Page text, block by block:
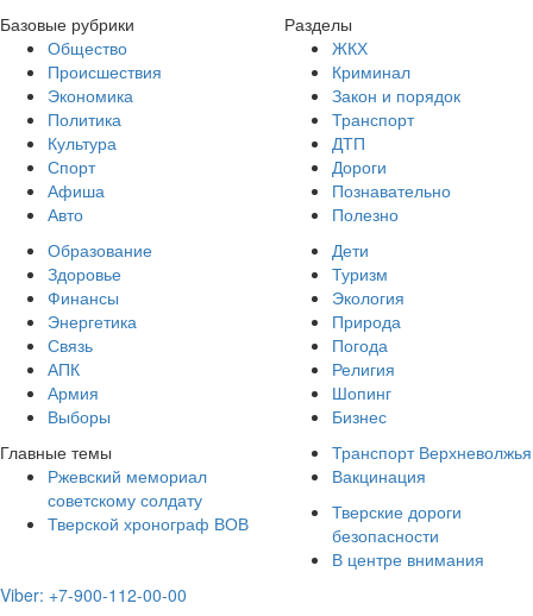
Базовые рубрики
Общество
Происшествия
Экономика
Политика
Культура
Спорт
Афиша
Авто
Разделы
ЖКХ
Криминал
Закон и порядок
Транспорт
ДТП
Дороги
Познавательно
Полезно
Образование
Здоровье
Финансы
Энергетика
Связь
АПК
Армия
Выборы
Дети
Туризм
Экология
Природа
Погода
Религия
Шопинг
Бизнес
Главные темы
Ржевский мемориал
советскому солдату
Тверской хронограф ВОВ
Транспорт Верхневолжья
Вакцинация
Тверские дороги
безопасности
В центре внимания
Viber: +7-900-112-00-00